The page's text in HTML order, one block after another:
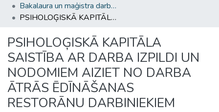
Bakalaura un maģistra darbi (PPMF) / Bachelor's and Master's theses
PSIHOLOĢISKĀ KAPITĀLA SAISTĪBA AR DARBA IZPILDI UN NODOMIEM AIZIET NO DARBA ĀTRĀS ĒDĪNĀŠANAS RESTORĀNU DARBINIEKIEM
PSIHOLOĢISKĀ KAPITĀLA
SAISTĪBA AR DARBA IZPILDI UN
NODOMIEM AIZIET NO DARBA
ĀTRĀS ĒDĪNĀŠANAS
RESTORĀNU DARBINIEKIEM